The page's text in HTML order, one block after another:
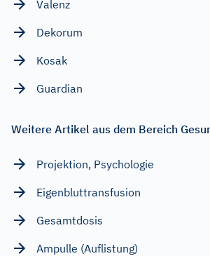
Valenz
Dekorum
Kosak
Guardian
Weitere Artikel aus dem Bereich
Projektion, Psychologie
Eigenbluttransfusion
Gesamtdosis
Ampulle (Auflistung)